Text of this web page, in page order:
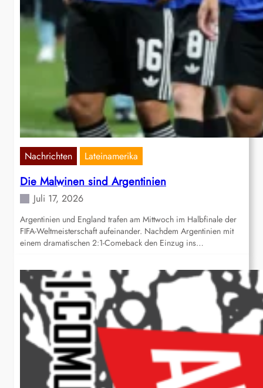
Nachrichten Lateinamerika
Die Malwinen sind Argentinien
Juli 17, 2026
Argentinien und England trafen am Mittwoch im Halbfinale der
FIFA-Weltmeisterschaft aufeinander. Nachdem Argentinien mit
einem dramatischen 2:1-Comeback den Einzug ins…